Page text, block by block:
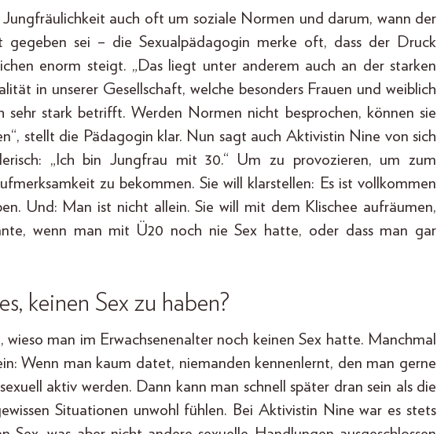
auch oft um soziale Normen und darum, wann der
sei – die Sexualpädagogin merke oft, dass der Druck
enorm steigt. „Das liegt unter anderem auch an der starken
in unserer Gesellschaft, welche besonders Frauen und weiblich
sehr stark betrifft. Werden Normen nicht besprochen, können sie
stellt die Pädagogin klar. Nun sagt auch Aktivistin Nine von sich
„Ich bin Jungfrau mit 30.“ Um zu provozieren, um zum
zu bekommen. Sie will klarstellen: Es ist vollkommen
Und: Man ist nicht allein. Sie will mit dem Klischee aufräumen,
wenn man mit Ü20 noch nie Sex hatte, oder dass man gar
keinen Sex zu haben?
man im Erwachsenenalter noch keinen Sex hatte. Manchmal
Wenn man kaum datet, niemanden kennenlernt, den man gerne
aktiv werden. Dann kann man schnell später dran sein als die
Situationen unwohl fühlen. Bei Aktivistin Nine war es stets